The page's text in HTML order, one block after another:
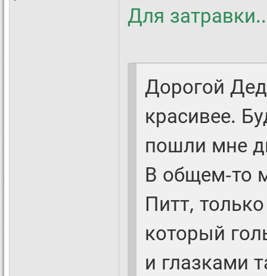
Для
Дорогой
красивее.
пошли мне
В общем-то
Питт,
который
и глазками